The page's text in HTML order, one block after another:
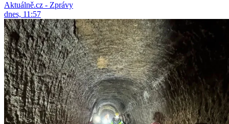
Aktuálně.cz - Zprávy
dnes, 11:57